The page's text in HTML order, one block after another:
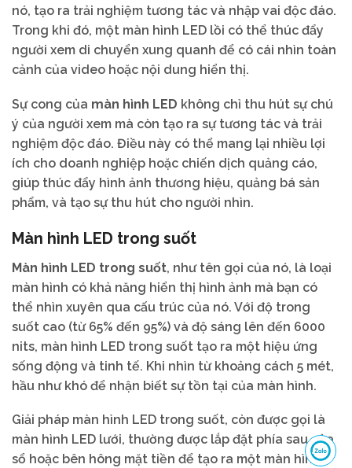
nó, tạo ra trải nghiệm tương tác và nhập vai độc đáo.
Trong khi đó, một màn hình LED lồi có thể thúc đẩy
người xem di chuyển xung quanh để có cái nhìn toàn
cảnh của video hoặc nội dung hiển thị.
Sự cong của màn hình LED không chỉ thu hút sự chú
ý của người xem mà còn tạo ra sự tương tác và trải
nghiệm độc đáo. Điều này có thể mang lại nhiều lợi
ích cho doanh nghiệp hoặc chiến dịch quảng cáo,
giúp thúc đẩy hình ảnh thương hiệu, quảng bá sản
phẩm, và tạo sự thu hút cho người nhìn.
Màn hình LED trong suốt
Màn hình LED trong suốt, như tên gọi của nó, là loại
màn hình có khả năng hiển thị hình ảnh mà bạn có
thể nhìn xuyên qua cấu trúc của nó. Với độ trong
suốt cao (từ 65% đến 95%) và độ sáng lên đến 6000
nits, màn hình LED trong suốt tạo ra một hiệu ứng
sống động và tinh tế. Khi nhìn từ khoảng cách 5 mét,
hầu như khó để nhận biết sự tồn tại của màn hình.
Giải pháp màn hình LED trong suốt, còn được gọi là
màn hình LED lưới, thường được lắp đặt phía sau cửa
sổ hoặc bên hông mặt tiền để tạo ra một màn hình